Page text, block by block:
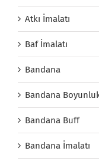
Atkı İmalatı
Baf İmalatı
Bandana
Bandana
Bandana Buff
Bandana İmalatı